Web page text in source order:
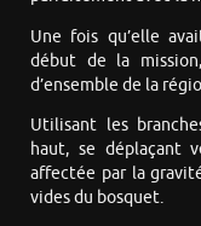
Une fois qu’elle
début de la
d’ensemble de la
Utilisant les
haut, se déplaçant
affectée par la
vides du bosquet.